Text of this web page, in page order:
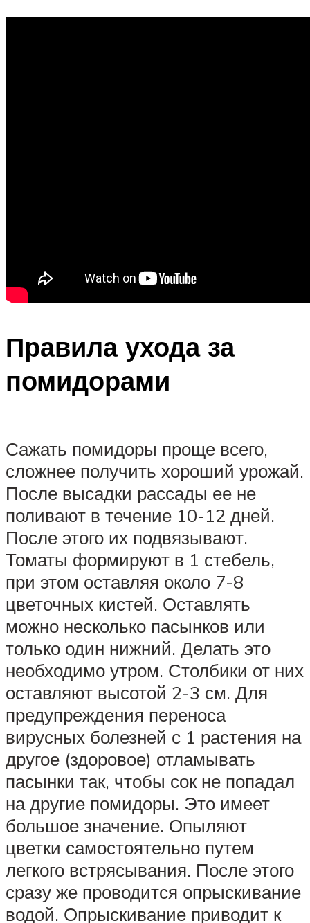
Правила ухода за
помидорами
Сажать помидоры проще всего,
сложнее получить хороший урожай.
После высадки рассады ее не
поливают в течение 10-12 дней.
После этого их подвязывают.
Томаты формируют в 1 стебель,
при этом оставляя около 7-8
цветочных кистей. Оставлять
можно несколько пасынков или
только один нижний. Делать это
необходимо утром. Столбики от них
оставляют высотой 2-3 см. Для
предупреждения переноса
вирусных болезней с 1 растения на
другое (здоровое) отламывать
пасынки так, чтобы сок не попадал
на другие помидоры. Это имеет
большое значение. Опыляют
цветки самостоятельно путем
легкого встрясывания. После этого
сразу же проводится опрыскивание
водой. Опрыскивание приводит к